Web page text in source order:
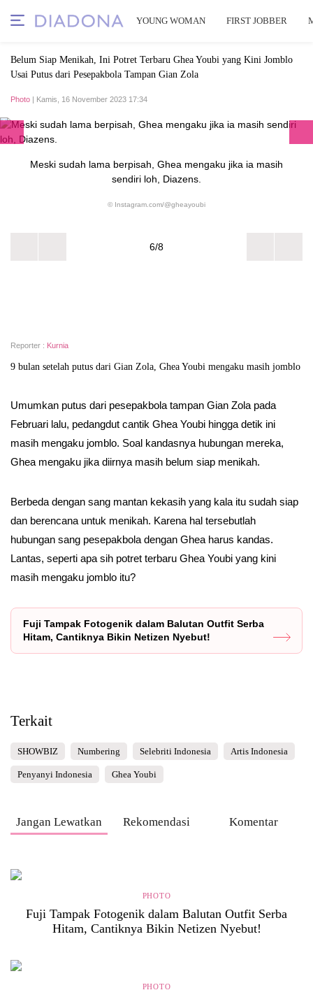
YOUNG WOMAN FIRST JOBBER
Belum Siap Menikah, Ini Potret Terbaru Ghea Youbi yang Kini Jomblo
Usai Putus dari Pesepakbola Tampan Gian Zola
Photo | Kamis, 16 November 2023 17:34
Meski sudah lama berpisah, Ghea mengaku jika ia masih
sendiri loh, Diazens.
© Instagram.com/@gheayoubi
6/8
Reporter : Kurnia
9 bulan setelah putus dari Gian Zola, Ghea Youbi mengaku masih jomblo
Umumkan putus dari pesepakbola tampan Gian Zola pada
Februari lalu, pedangdut cantik Ghea Youbi hingga detik ini
masih mengaku jomblo. Soal kandasnya hubungan mereka,
Ghea mengaku jika diirnya masih belum siap menikah.
Berbeda dengan sang mantan kekasih yang kala itu sudah siap
dan berencana untuk menikah. Karena hal tersebutlah
hubungan sang pesepakbola dengan Ghea harus kandas.
Lantas, seperti apa sih potret terbaru Ghea Youbi yang kini
masih mengaku jomblo itu?
Fuji Tampak Fotogenik dalam Balutan Outfit Serba
Hitam, Cantiknya Bikin Netizen Nyebut!
Terkait
SHOWBIZ Numbering Selebriti Indonesia Artis Indonesia
Penyanyi Indonesia Ghea Youbi
Jangan Lewatkan Rekomendasi Komentar
PHOTO
Fuji Tampak Fotogenik dalam Balutan Outfit Serba
Hitam, Cantiknya Bikin Netizen Nyebut!
PHOTO